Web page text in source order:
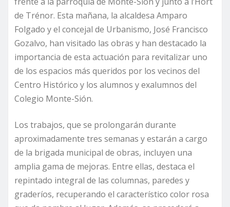
de Trénor. Esta mañana, la alcaldesa Amparo
Folgado y el concejal de Urbanismo, José Francisco
Gozalvo, han visitado las obras y han destacado la
importancia de esta actuación para revitalizar uno
de los espacios más queridos por los vecinos del
Centro Histórico y los alumnos y exalumnos del
Colegio Monte-Sión.
Los trabajos, que se prolongarán durante
aproximadamente tres semanas y estarán a cargo
de la brigada municipal de obras, incluyen una
amplia gama de mejoras. Entre ellas, destaca el
repintado integral de las columnas, paredes y
graderíos, recuperando el característico color rosa